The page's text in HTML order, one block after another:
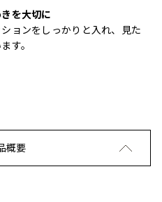
を大切に
ョンをしっかりと入れ、見た
す。
概要